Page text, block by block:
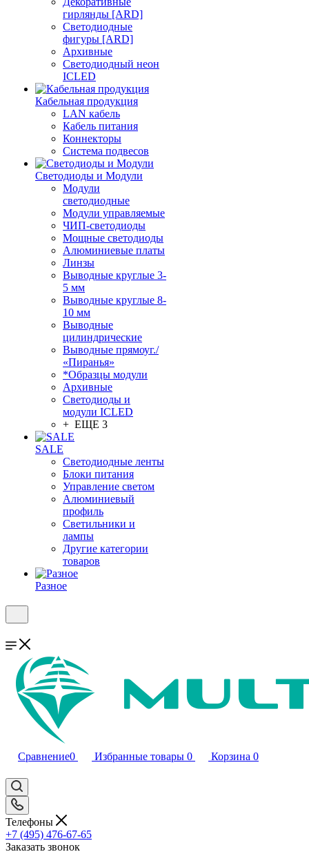
гирлянды [ARD]
Светодиодные
фигуры [ARD]
Архивные
Светодиодный неон
ICLED
Кабельная продукция
LAN кабель
Кабель питания
Коннекторы
Система подвесов
Светодиоды и Модули
Модули
светодиодные
Модули управляемые
ЧИП-светодиоды
Мощные светодиоды
Алюминиевые платы
Линзы
Выводные круглые 3-
5 мм
Выводные круглые 8-
10 мм
Выводные
цилиндрические
Выводные прямоуг./
«Пиранья»
*Образцы модули
Архивные
Светодиоды и
модули ICLED
+ ЕЩЕ 3
SALE
Светодиодные ленты
Блоки питания
Управление светом
Алюминиевый
профиль
Светильники и
лампы
Другие категории
товаров
Разное
Сравнение0 Избранные товары 0 Корзина 0
Телефоны
+7 (495) 476-67-65
Заказать звонок